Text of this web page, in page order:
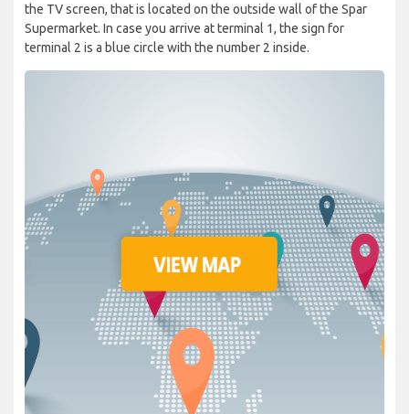
the TV screen, that is located on the outside wall of the Spar
Supermarket. In case you arrive at terminal 1, the sign for
terminal 2 is a blue circle with the number 2 inside.